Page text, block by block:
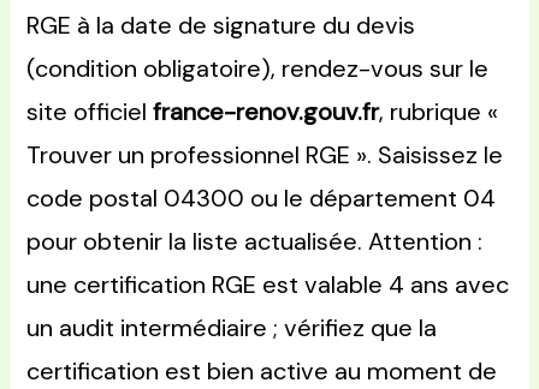
RGE à la date de signature du devis
(condition obligatoire), rendez-vous sur le
site officielfrance-renov.gouv.fr, rubrique «
Trouver un professionnel RGE ». Saisissez le
code postal 04300 ou le département 04
pour obtenir la liste actualisée. Attention :
une certification RGE est valable 4 ans avec
un audit intermédiaire ; vérifiez que la
certification est bien active au moment de